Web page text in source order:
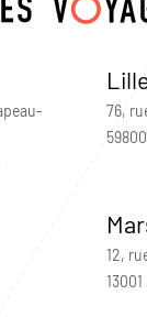
76,
12,